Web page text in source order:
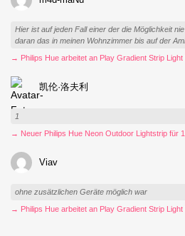
Hier ist auf jeden Fall einer der die Möglichkeit
daran das in meinen Wohnzimmer bis auf der
→ Philips Hue arbeitet an Play Gradient Strip Light
凯伦·洛夫利
1
→ Neuer Philips Hue Neon Outdoor Lightstrip für
Viav
ohne zusätzlichen Geräte möglich war
→ Philips Hue arbeitet an Play Gradient Strip Light